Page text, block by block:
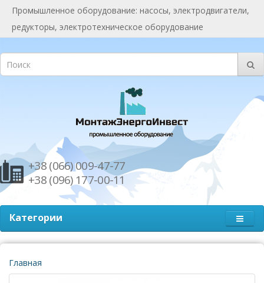
Промышленное оборудование: насосы, электродвигатели,
редукторы, электротехническое оборудование
+38 (066) 009-47-77
+38 (096) 177-00-11
Категории
Главная